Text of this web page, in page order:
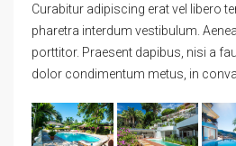
Curabitur adipiscing erat vel libero
pharetra interdum vestibulum.
porttitor. Praesent dapibus, nisi a
dolor condimentum metus, in